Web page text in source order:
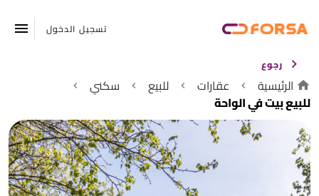
تسجيل الدخول
رجوع
الرئيسية عقارات للبيع
سكني
للبيع بيت في الواحة